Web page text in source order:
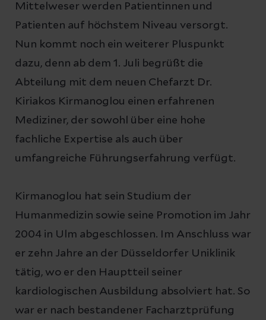
Mittelweser werden Patientinnen und
Patienten auf höchstem Niveau versorgt.
Nun kommt noch ein weiterer Pluspunkt
dazu, denn ab dem 1. Juli begrüßt die
Abteilung mit dem neuen Chefarzt Dr.
Kiriakos Kirmanoglou einen erfahrenen
Mediziner, der sowohl über eine hohe
fachliche Expertise als auch über
umfangreiche Führungserfahrung verfügt.
Kirmanoglou hat sein Studium der
Humanmedizin sowie seine Promotion im Jahr
2004 in Ulm abgeschlossen. Im Anschluss war
er zehn Jahre an der Düsseldorfer Uniklinik
tätig, wo er den Hauptteil seiner
kardiologischen Ausbildung absolviert hat. So
war er nach bestandener Facharztprüfung